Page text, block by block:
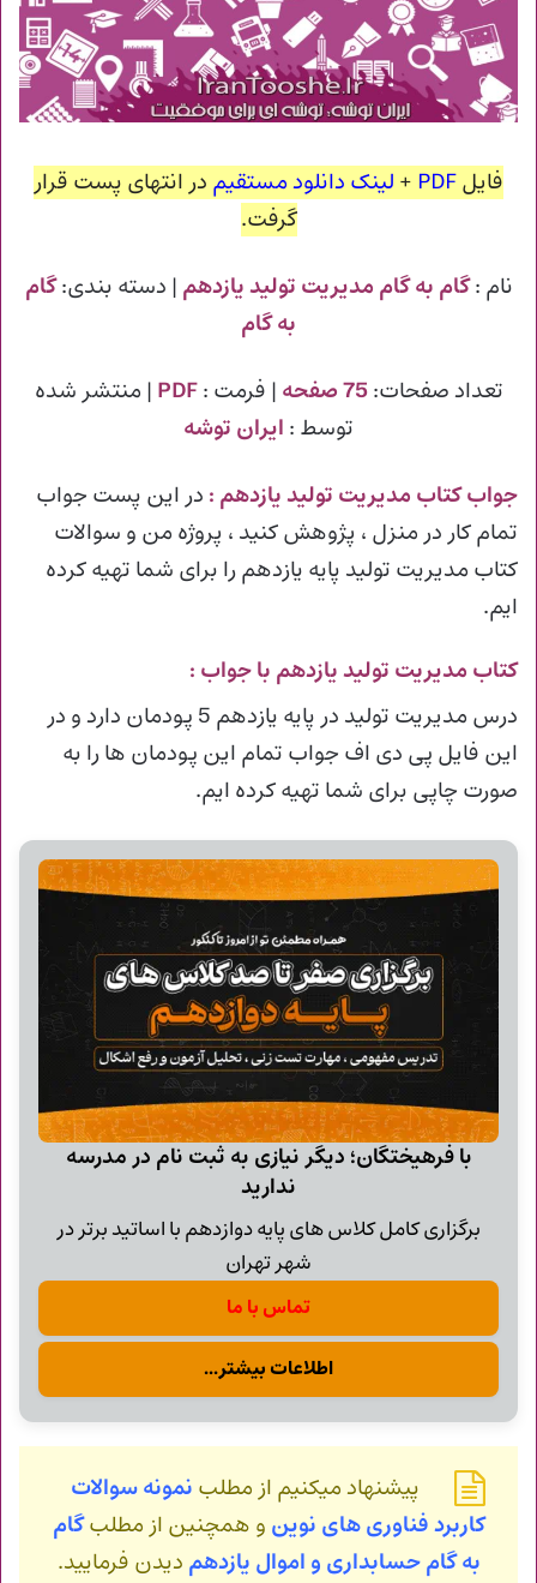
فایلPDF
+ لینک دانلود مستقیم در انتهای پست قرار
گرفت.
نام :گام به گام مدیریت تولید یازدهم | دسته بندی:گام
به گام
تعداد صفحات:75 صفحه | فرمت :PDF
| منتشر شده
توسط : ایران توشه
جواب کتاب مدیریت تولید یازدهم : در این پست جواب
تمام کار در منزل ، پژوهش کنید ، پروژه من و سوالات
کتاب مدیریت تولید پایه یازدهم را برای شما تهیه کرده
ایم.
کتاب مدیریت تولید یازدهم با جواب :
درس مدیریت تولید در پایه یازدهم 5 پودمان دارد و در
این فایل پی دی اف جواب تمام این پودمان ها را به
صورت چاپی برای شما تهیه کرده ایم.
با فرهیختگان؛ دیگر نیازی به ثبت نام در مدرسه
ندارید
برگزاری کامل کلاس های پایه دوازدهم با اساتید برتر در
شهر تهران
تماس با ما
اطلاعات بیشتر...
پیشنهاد میکنیم از مطلب نمونه سوالات
کاربرد فناوری های نوین و همچنین از مطلبگام
به گام حسابداری و اموال یازدهم دیدن فرمایید.